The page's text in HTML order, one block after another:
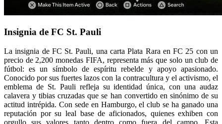
Insignia de FC St. Pauli
La insignia de FC St. Pauli, una carta Plata Rara en FC 25 con un
precio de 2,200 monedas FIFA, representa más que solo un club de
fútbol: es un símbolo de espíritu rebelde y apoyo apasionado.
Conocido por sus fuertes lazos con la contracultura y el activismo, el
emblema de St. Pauli refleja su identidad única, con una audaz
calavera y tibias cruzadas que se han convertido en sinónimo de su
actitud intrépida. Con sede en Hamburgo, el club se ha ganado una
reputación por su leal base de aficionados, quienes exhiben con
orgullo sus valores tanto dentro como fuera del campo. Esta